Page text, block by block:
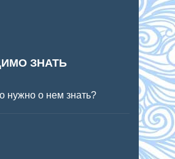
ЗНАТЬ
нужно о нем знать?